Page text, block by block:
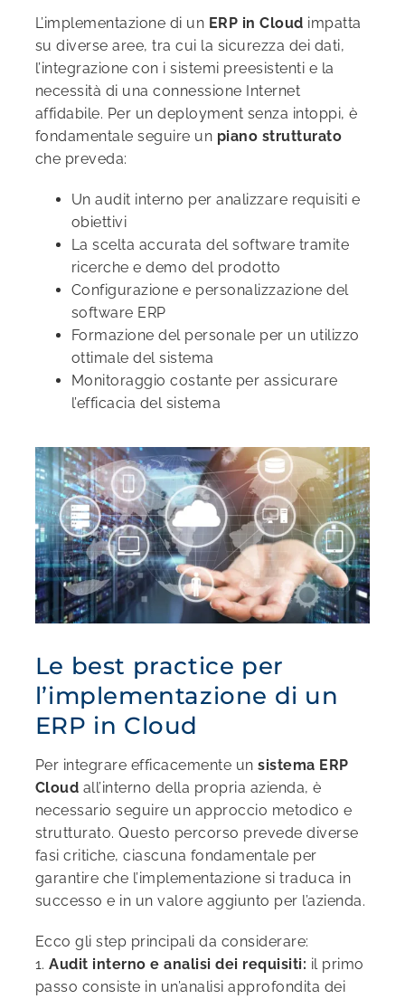
L’implementazione di un ERP in Cloud impatta
su diverse aree, tra cui la sicurezza dei dati,
l’integrazione con i sistemi preesistenti e la
necessità di una connessione Internet
affidabile. Per un deployment senza intoppi, è
fondamentale seguire un piano strutturato
che preveda:
Un audit interno per analizzare requisiti e
obiettivi
La scelta accurata del software tramite
ricerche e demo del prodotto
Configurazione e personalizzazione del
software ERP
Formazione del personale per un utilizzo
ottimale del sistema
Monitoraggio costante per assicurare
l’efficacia del sistema
Le best practice per
l’implementazione di un
ERP in Cloud
Per integrare efficacemente unsistema ERP
Cloud all’interno della propria azienda, è
necessario seguire un approccio metodico e
strutturato. Questo percorso prevede diverse
fasi critiche, ciascuna fondamentale per
garantire che l’implementazione si traduca in
successo e in un valore aggiunto per l’azienda.
Ecco gli step principali da considerare:
1.Audit interno e analisi dei requisiti: il primo
passo consiste in un’analisi approfondita dei